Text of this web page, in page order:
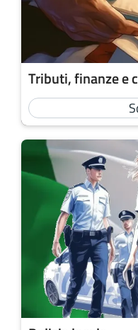
Tributi, finanze e